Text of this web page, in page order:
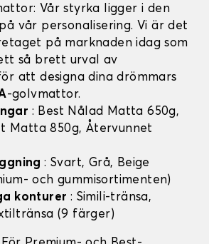
Vår styrka ligger i den
vår personalisering. Vi är det
på marknaden idag som
så brett urval av
att designa dina drömmars
-golvmattor.
: Best Nålad Matta 650g,
Matta 850g, Återvunnet
: Svart, Grå, Beige
och gummisortimenten)
konturer : Simili-tränsa,
(9 färger)